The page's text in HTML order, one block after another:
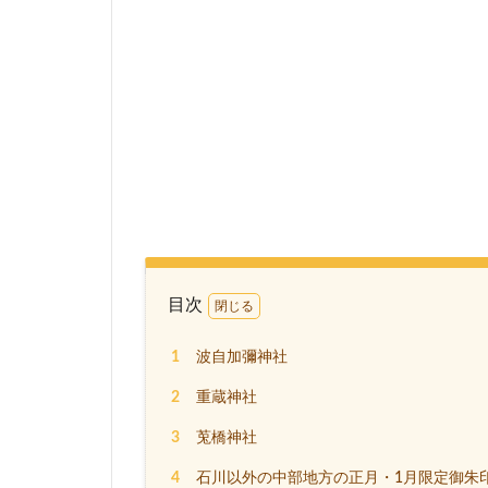
目次
1 波自加彌神社
2 重蔵神社
3 莵橋神社
4 石川以外の中部地方の正月・1月限定御朱